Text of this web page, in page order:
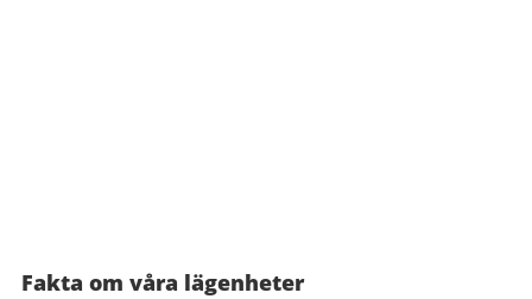
Fakta om våra lägenheter